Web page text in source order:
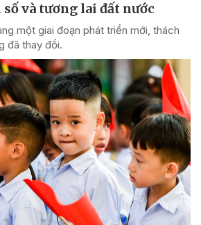
và tương lai đất nước
một giai đoạn phát triển mới, thách
đã thay đổi.